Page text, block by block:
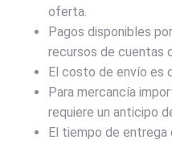
oferta.
Pagos disponibles
recursos de cuentas
El costo de envío es
Para mercancía
requiere un anticipo
El tiempo de entrega